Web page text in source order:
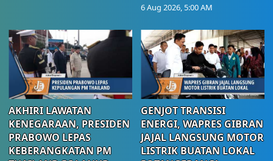
6 Aug 2026, 5:00 AM
AKHIRI LAWATAN
KENEGARAAN, PRESIDEN
PRABOWO LEPAS
KEBERANGKATAN PM
GENJOT TRANSISI
ENERGI, WAPRES GIBRAN
JAJAL LANGSUNG MOTOR
LISTRIK BUATAN LOKAL